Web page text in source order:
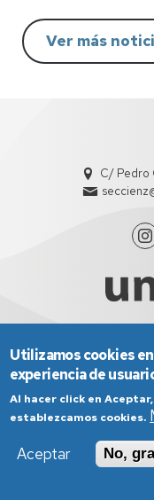
Ver más
C/ Pedro
Aviso Legal
Política de
Utilizamos cookies
experiencia de
Al hacer click en
establezcamos cookies.
Aceptar
No,